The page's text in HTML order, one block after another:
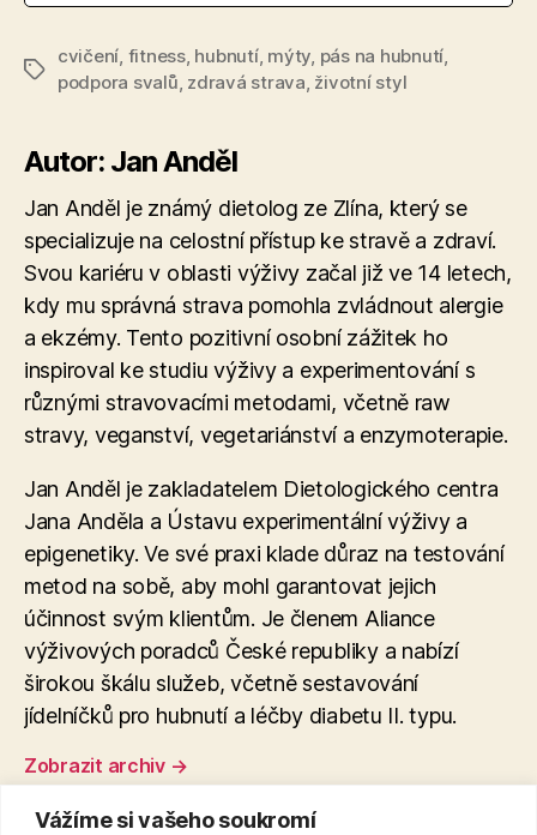
Vážíme si vašeho soukromí
Štítky
cvičení, fitness, hubnutí, mýty, pás na hubnutí,
podpora svalů, zdravá strava, životní styl
Autor: Jan Anděl
Jan Anděl je známý dietolog ze Zlína, který se
specializuje na celostní přístup ke stravě a zdraví.
Svou kariéru v oblasti výživy začal již ve 14 letech,
kdy mu správná strava pomohla zvládnout alergie
a ekzémy. Tento pozitivní osobní zážitek ho
inspiroval ke studiu výživy a experimentování s
různými stravovacími metodami, včetně raw
stravy, veganství, vegetariánství a enzymoterapie​.
Jan Anděl je zakladatelem Dietologického centra
Jana Anděla a Ústavu experimentální výživy a
epigenetiky. Ve své praxi klade důraz na testování
metod na sobě, aby mohl garantovat jejich
účinnost svým klientům. Je členem Aliance
výživových poradců České republiky a nabízí
širokou škálu služeb, včetně sestavování
jídelníčků pro hubnutí a léčby diabetu II. typu.
Zobrazit archiv →